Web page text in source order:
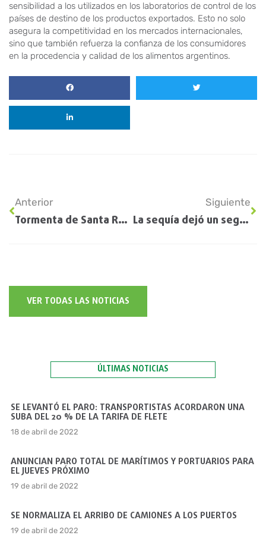
sensibilidad a los utilizados en los laboratorios de control de los
países de destino de los productos exportados. Esto no solo
asegura la competitividad en los mercados internacionales,
sino que también refuerza la confianza de los consumidores
en la procedencia y calidad de los alimentos argentinos.
Anterior
Tormenta de Santa Rosa 2023: cuándo llega y qué ciudades recibirán fuertes lluvias
Siguiente
La sequía dejó un segundo trimestre durísimo para la maquinaria agrícola
VER TODAS LAS NOTICIAS
ÚLTIMAS NOTICIAS
SE LEVANTÓ EL PARO: TRANSPORTISTAS ACORDARON UNA
SUBA DEL 20 % DE LA TARIFA DE FLETE
18 de abril de 2022
ANUNCIAN PARO TOTAL DE MARÍTIMOS Y PORTUARIOS PARA
EL JUEVES PRÓXIMO
19 de abril de 2022
SE NORMALIZA EL ARRIBO DE CAMIONES A LOS PUERTOS
19 de abril de 2022